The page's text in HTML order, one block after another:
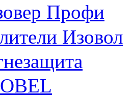
Профи
Изовол